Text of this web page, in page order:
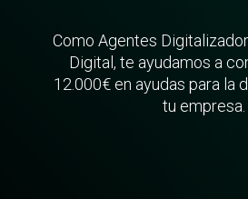
Como Agentes
Digital, te ayudamos a
12.000€ en ayudas para la
tu empresa.